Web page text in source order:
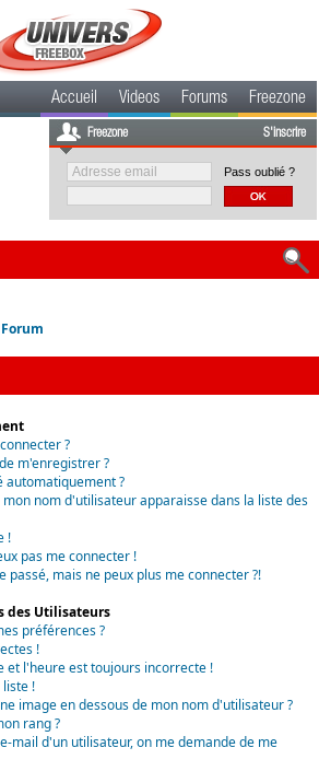
Accueil Videos Forums Freezone
Freezone S'inscrire
Pass oublié ?
?
m'enregistrer ?
automatiquement ?
nom d'utilisateur apparaisse dans la liste des
!
pas me connecter !
passé, mais ne peux plus me connecter ?!
des Utilisateurs
préférences ?
!
et l'heure est toujours incorrecte !
liste !
image en dessous de mon nom d'utilisateur ?
rang ?
mail d'un utilisateur, on me demande de me